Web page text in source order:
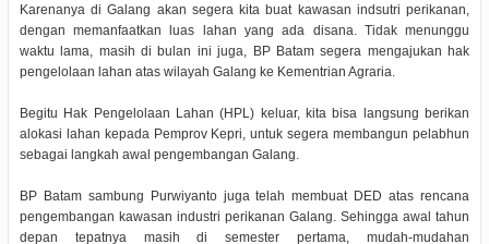
Karenanya di Galang akan segera kita buat kawasan indsutri perikanan,
dengan memanfaatkan luas lahan yang ada disana. Tidak menunggu
waktu lama, masih di bulan ini juga, BP Batam segera mengajukan hak
pengelolaan lahan atas wilayah Galang ke Kementrian Agraria.
Begitu Hak Pengelolaan Lahan (HPL) keluar, kita bisa langsung berikan
alokasi lahan kepada Pemprov Kepri, untuk segera membangun pelabhun
sebagai langkah awal pengembangan Galang.
BP Batam sambung Purwiyanto juga telah membuat DED atas rencana
pengembangan kawasan industri perikanan Galang. Sehingga awal tahun
depan tepatnya masih di semester pertama, mudah-mudahan